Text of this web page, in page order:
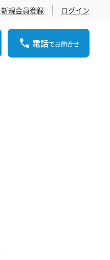
新規会員登録 ログイン
電話でお問合せ